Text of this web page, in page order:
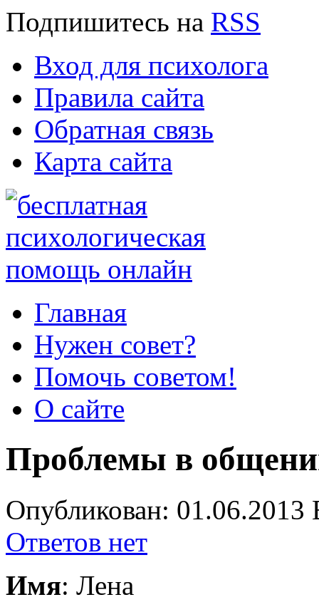
Подпишитесь на RSS
Вход для психолога
Правила сайта
Обратная связь
Карта сайта
Главная
Нужен совет?
Помочь советом!
О сайте
Проблемы в
Опубликован:
Ответов нет
Имя: Лена